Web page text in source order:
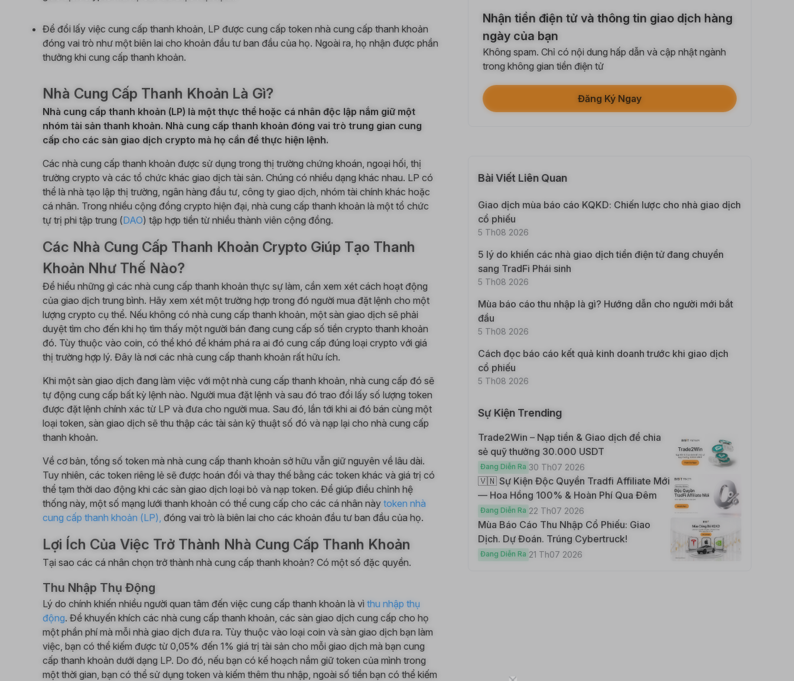
Để đổi lấy việc cung cấp thanh khoản, LP được cung cấp token nhà cung cấp thanh khoản
đóng vai trò như một biên lai cho khoản đầu tư ban đầu của họ. Ngoài ra, họ nhận được phần
thưởng khi cung cấp thanh khoản.
Nhà Cung Cấp Thanh Khoản Là Gì?
Nhà cung cấp thanh khoản (LP) là một thực thể hoặc cá nhân độc lập nắm giữ một
nhóm tài sản thanh khoản. Nhà cung cấp thanh khoản đóng vai trò trung gian cung
cấp cho các sàn giao dịch crypto mà họ cần để thực hiện lệnh.
Các nhà cung cấp thanh khoản được sử dụng trong thị trường chứng khoán, ngoại hối, thị
trường crypto và các tổ chức khác giao dịch tài sản. Chúng có nhiều dạng khác nhau. LP có
thể là nhà tạo lập thị trường, ngân hàng đầu tư, công ty giao dịch, nhóm tài chính khác hoặc
cá nhân. Trong nhiều cộng đồng crypto hiện đại, nhà cung cấp thanh khoản là một tổ chức
tự trị phi tập trung (DAO) tập hợp tiền từ nhiều thành viên cộng đồng.
Các Nhà Cung Cấp Thanh Khoản Crypto Giúp Tạo Thanh
Khoản Như Thế Nào?
Để hiểu những gì các nhà cung cấp thanh khoản thực sự làm, cần xem xét cách hoạt động
của giao dịch trung bình. Hãy xem xét một trường hợp trong đó người mua đặt lệnh cho một
lượng crypto cụ thể. Nếu không có nhà cung cấp thanh khoản, một sàn giao dịch sẽ phải
duyệt tìm cho đến khi họ tìm thấy một người bán đang cung cấp số tiền crypto thanh khoản
đó. Tùy thuộc vào coin, có thể khó để khám phá ra ai đó cung cấp đúng loại crypto với giá
thị trường hợp lý. Đây là nơi các nhà cung cấp thanh khoản rất hữu ích.
Khi một sàn giao dịch đang làm việc với một nhà cung cấp thanh khoản, nhà cung cấp đó sẽ
tự động cung cấp bất kỳ lệnh nào. Người mua đặt lệnh và sau đó trao đổi lấy số lượng token
được đặt lệnh chính xác từ LP và đưa cho người mua. Sau đó, lần tới khi ai đó bán cùng một
loại token, sàn giao dịch sẽ thu thập các tài sản kỹ thuật số đó và nạp lại cho nhà cung cấp
thanh khoản.
Về cơ bản, tổng số token mà nhà cung cấp thanh khoản sở hữu vẫn giữ nguyên về lâu dài.
Tuy nhiên, các token riêng lẻ sẽ được hoán đổi và thay thế bằng các token khác và giá trị có
thể tạm thời dao động khi các sàn giao dịch loại bỏ và nạp token. Để giúp điều chỉnh hệ
thống này, một số mạng lưới thanh khoản có thể cung cấp cho các cá nhân này token nhà
cung cấp thanh khoản (LP), đóng vai trò là biên lai cho các khoản đầu tư ban đầu của họ.
Lợi Ích Của Việc Trở Thành Nhà Cung Cấp Thanh Khoản
Tại sao các cá nhân chọn trở thành nhà cung cấp thanh khoản? Có một số đặc quyền.
Thu Nhập Thụ Động
Lý do chính khiến nhiều người quan tâm đến việc cung cấp thanh khoản là vì thu nhập thụ
động. Để khuyến khích các nhà cung cấp thanh khoản, các sàn giao dịch cung cấp cho họ
một phần phí mà mỗi nhà giao dịch đưa ra. Tùy thuộc vào loại coin và sàn giao dịch bạn làm
việc, bạn có thể kiếm được từ 0,05% đến 1% giá trị tài sản cho mỗi giao dịch mà bạn cung
cấp thanh khoản dưới dạng LP. Do đó, nếu bạn có kế hoạch nắm giữ token của mình trong
một thời gian, bạn có thể sử dụng token và kiếm thêm thu nhập, ngoài số tiền bạn có thể kiếm
Chia sẻ bài viết trên mạng xã hội (0/5)
Mỗi lần hoàn thành+2
$100+ Giao dịch với Bot
Mỗi lần hoàn thành+10
Xác minh danh tính của bạn
Mỗi lần hoàn thành+15
Mỗi lần hoàn thành+10
Nhận tiền điện tử và thông tin giao dịch hàng
ngày của bạn
Không spam. Chỉ có nội dung hấp dẫn và cập nhật ngành
trong không gian tiền điện tử
Đăng Ký Ngay
Bài Viết Liên Quan
Giao dịch mùa báo cáo KQKD: Chiến lược cho nhà giao dịch
cổ phiếu
5 Th08 2026
5 lý do khiến các nhà giao dịch tiền điện tử đang chuyển
sang TradFi Phái sinh
5 Th08 2026
Mùa báo cáo thu nhập là gì? Hướng dẫn cho người mới bắt
đầu
5 Th08 2026
Cách đọc báo cáo kết quả kinh doanh trước khi giao dịch
cổ phiếu
5 Th08 2026
Sự Kiện Trending
Trade2Win – Nạp tiền & Giao dịch để chia
sẻ quỹ thưởng 30.000 USDT
Đang Diễn Ra 30 Th07 2026
🇻🇳 Sự Kiện Độc Quyền Tradfi Affiliate Mới
— Hoa Hồng 100% & Hoàn Phí Qua Đêm
Đang Diễn Ra 22 Th07 2026
Mùa Báo Cáo Thu Nhập Cổ Phiếu: Giao
Dịch. Dự Đoán. Trúng Cybertruck!
Đang Diễn Ra 21 Th07 2026